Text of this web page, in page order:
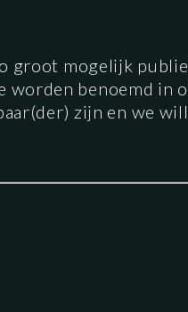
groot mogelijk
benoemd in
zijn en we